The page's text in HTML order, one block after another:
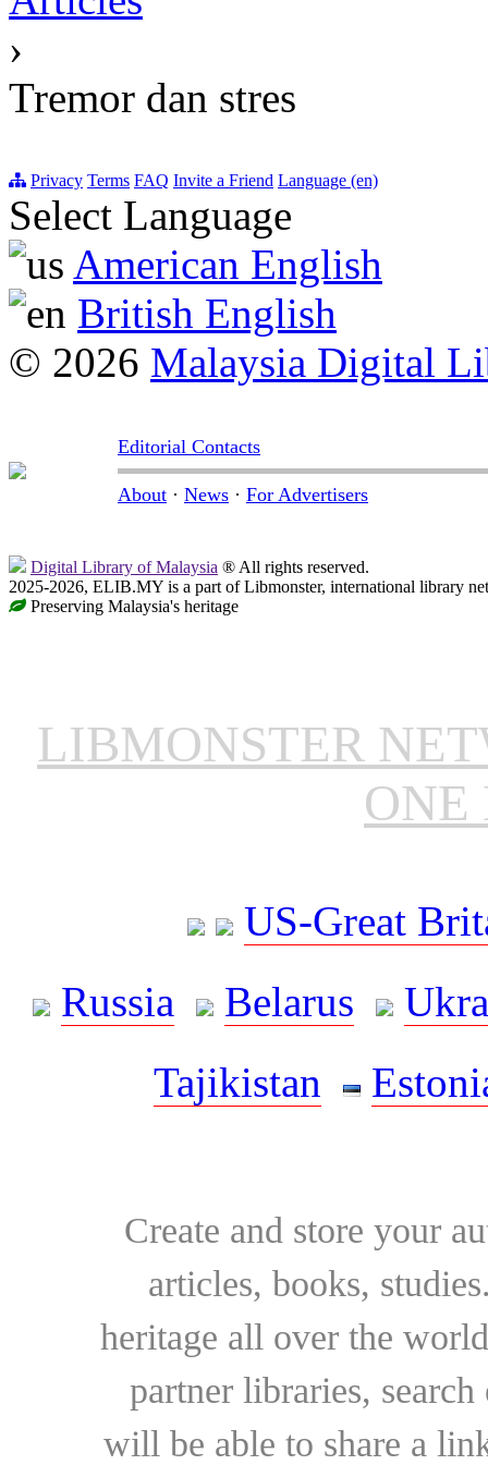
›
Tremor dan stres
Privacy Terms FAQ Invite a Friend Language (en)
Select Language
American English
British English
© 2026 Malaysia Digital
Editorial Contacts
About · News · For Advertisers
Digital Library of Malaysia ® All rights reserved.
2025-2026, ELIB.MY is a part of Libmonster, international library
Preserving Malaysia's heritage
LIBMONSTER
ONE
US-Great
Russia
Belarus
Tajikistan
Create and store your
articles, books,
heritage all over the
partner libraries,
will be able to share a